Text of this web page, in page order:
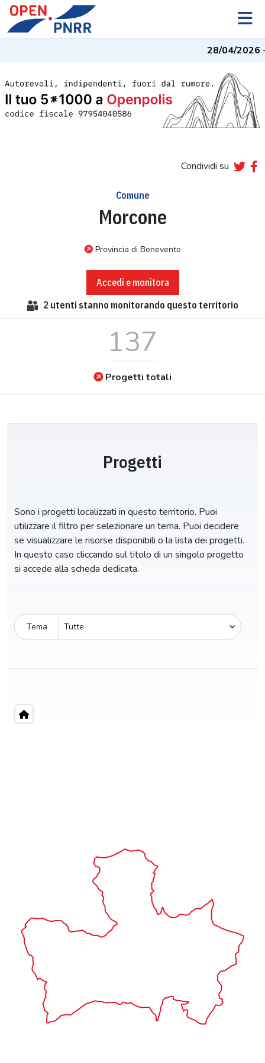
28/04/2026- I
Condividi su
Comune
Morcone
Provincia di Benevento
Accedi e monitora
2 utenti stanno monitorando questo territorio
137
Progetti totali
Progetti
Sono i progetti localizzati in questo territorio. Puoi
utilizzare il filtro per selezionare un tema. Puoi decidere
se visualizzare le risorse disponibili o la lista dei progetti.
In questo caso cliccando sul titolo di un singolo progetto
si accede alla scheda dedicata.
Tema